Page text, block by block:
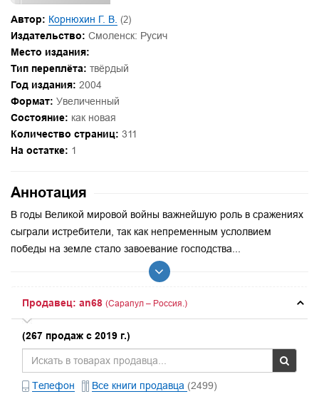
Автор: Корнюхин Г. В. (2)
Издательство: Смоленск: Русич
Место издания:
Тип переплёта: твёрдый
Год издания: 2004
Формат: Увеличенный
Состояние: как новая
Количество страниц: 311
На остатке: 1
Аннотация
В годы Великой мировой войны важнейшую роль в сражениях
сыграли истребители, так как непременным услолвием
победы на земле стало завоевание господства...
Продавец: an68 (Сарапул – Россия.)
(267 продаж с 2019 г.)
Телефон Все книги продавца (2499)